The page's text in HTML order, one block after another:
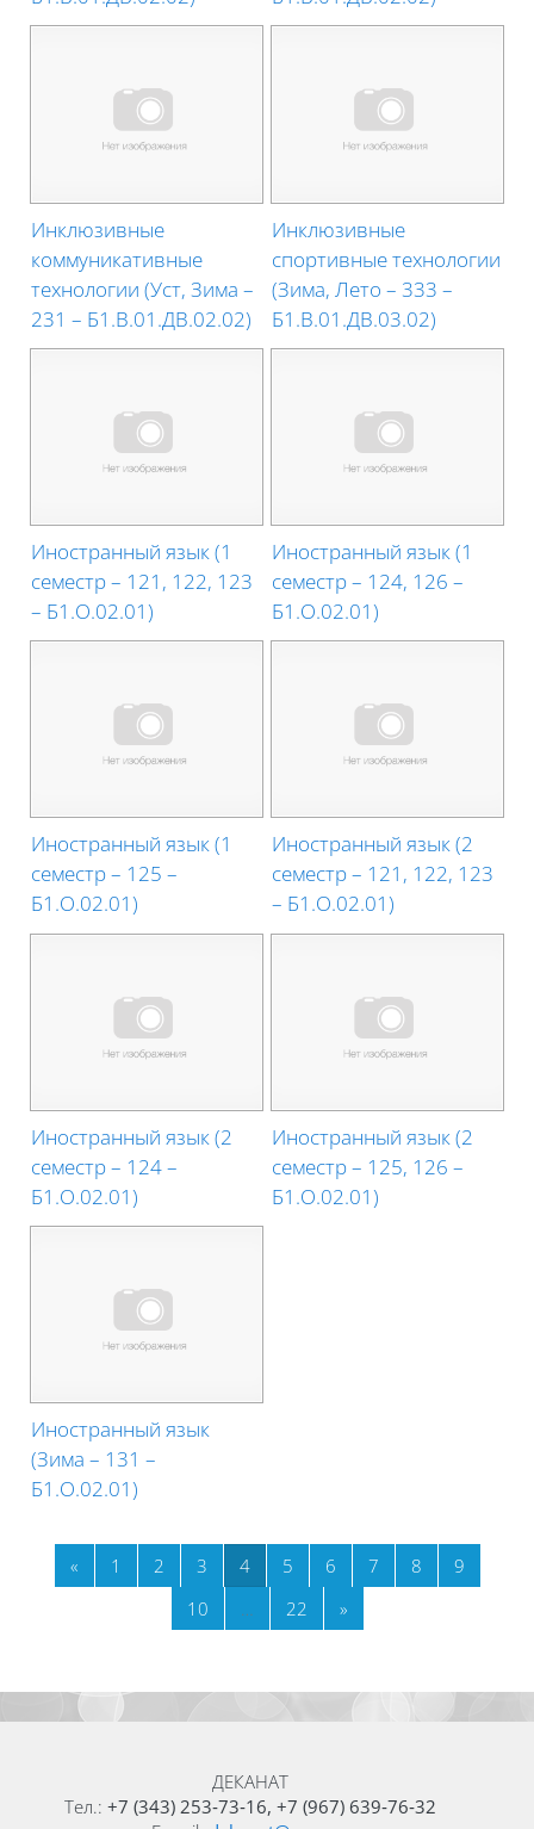
Инклюзивные
коммуникативные
технологии (Уст, Зима –
231 – Б1.В.01.ДВ.02.02)
Инклюзивные
спортивные технологии
(Зима, Лето – 333 –
Б1.В.01.ДВ.03.02)
Иностранный язык (1
семестр – 121, 122, 123
– Б1.О.02.01)
Иностранный язык (1
семестр – 124, 126 –
Б1.О.02.01)
Иностранный язык (1
семестр – 125 –
Б1.О.02.01)
Иностранный язык (2
семестр – 121, 122, 123
– Б1.О.02.01)
Иностранный язык (2
семестр – 124 –
Б1.О.02.01)
Иностранный язык (2
семестр – 125, 126 –
Б1.О.02.01)
Иностранный язык
(Зима – 131 –
Б1.О.02.01)
«Previous page
1 Page 1
2 Page 2
3Page 3
4Page 4
5Page 5
6Page 6
7Page 7
8Page 8
9Page 9
10
22 Page 22
»
Blocks
ДЕКАНАТ
Тел.: +7 (343) 253‑73‑16, +7 (967) 639‑76‑32